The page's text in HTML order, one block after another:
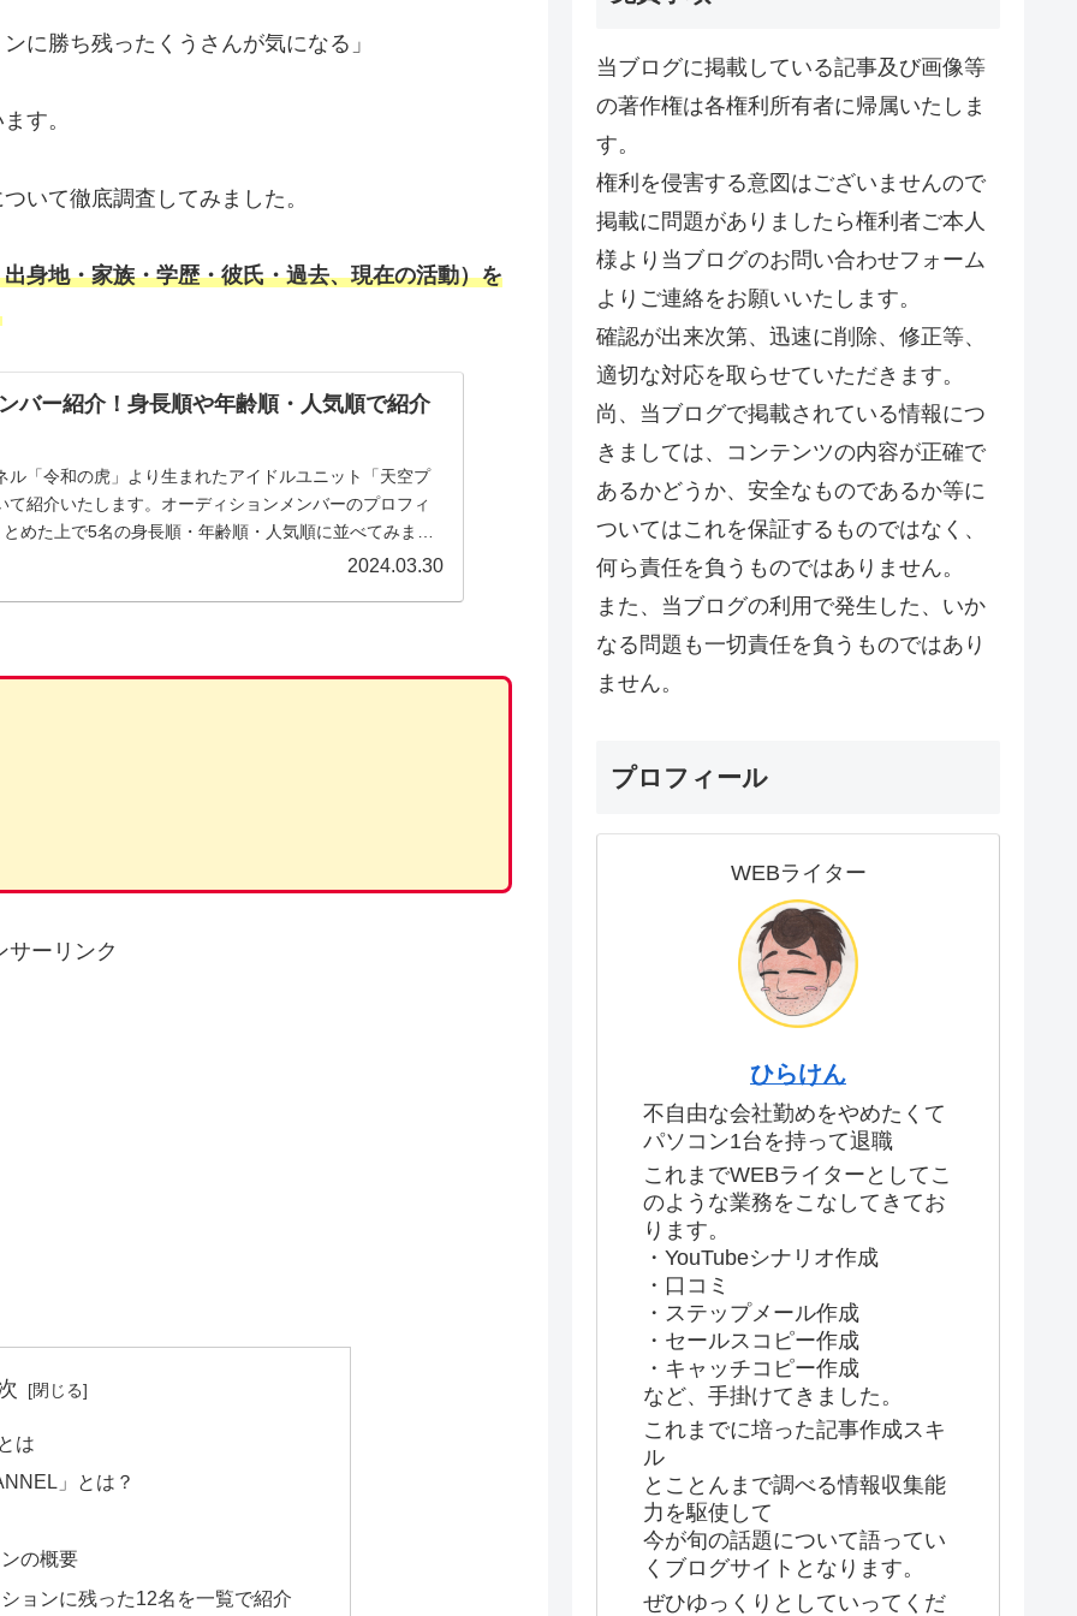
に勝ち残ったくうさんが気になる」
す。
いて徹底調査してみました。
身地・家族・学歴・彼氏・過去、現在の活動）を
バー紹介！身長順や年齢順・人気順で紹介
ル「令和の虎」より生まれたアイドルユニット「天空プ
て紹介いたします。オーディションメンバーのプロフィ
めた上で5名の身長順・年齢順・人気順に並べてみまし
2024.03.30
サーリンク
は
」とは？
の概要
ョンに残った12名を一覧で紹介
当ブログに掲載している記事及び画像等
の著作権は各権利所有者に帰属いたしま
す。
権利を侵害する意図はございませんので
掲載に問題がありましたら権利者ご本人
様より当ブログのお問い合わせフォーム
よりご連絡をお願いいたします。
確認が出来次第、迅速に削除、修正等、
適切な対応を取らせていただきます。
尚、当ブログで掲載されている情報につ
きましては、コンテンツの内容が正確で
あるかどうか、安全なものであるか等に
ついてはこれを保証するものではなく、
何ら責任を負うものではありません。
また、当ブログの利用で発生した、いか
なる問題も一切責任を負うものではあり
ません。
プロフィール
WEBライター
ひらけん
不自由な会社勤めをやめたくて
パソコン1台を持って退職
これまでWEBライターとしてこ
のような業務をこなしてきてお
ります。
・YouTubeシナリオ作成
・口コミ
・ステップメール作成
・セールスコピー作成
・キャッチコピー作成
など、手掛けてきました。
これまでに培った記事作成スキ
ル
とことんまで調べる情報収集能
力を駆使して
今が旬の話題について語ってい
くブログサイトとなります。
ぜひゆっくりとしていってくだ